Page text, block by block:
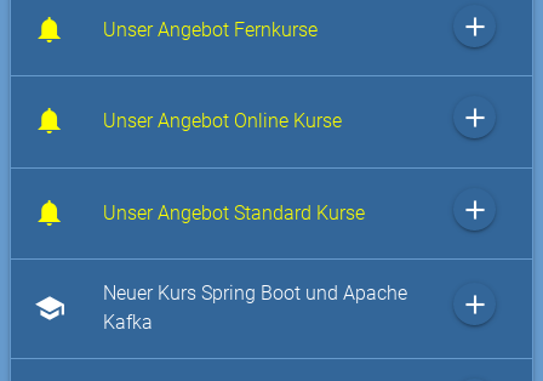
Unser Angebot Fernkurse add
Unser Angebot Online Kurse add
Unser Angebot Standard Kurse add
school
Neuer Kurs Spring Boot und Apache
Kafka
add